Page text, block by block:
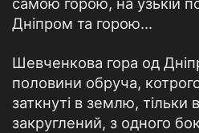
Дніпром та горою...
Шевченкова гора од
половини обруча,
заткнуті в землю, тільки
закруглений, з одного